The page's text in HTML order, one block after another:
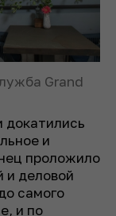
Grand
докатились
и
проложило
и деловой
самого
и по